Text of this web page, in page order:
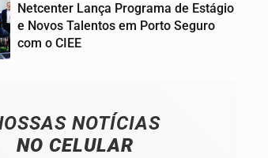
Netcenter Lança Programa de Estágio
e Novos Talentos em Porto Seguro
com o CIEE
NOTÍCIAS
NO CELULAR